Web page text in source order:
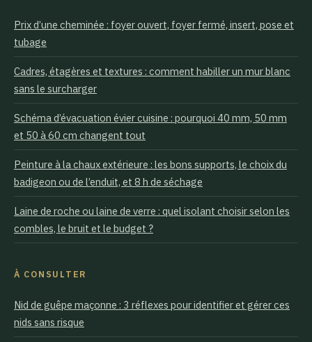
Prix d’une cheminée : foyer ouvert, foyer fermé, insert, pose et
tubage
Cadres, étagères et textures : comment habiller un mur blanc
sans le surcharger
Schéma d’évacuation évier cuisine : pourquoi 40 mm, 50 mm
et 50 à 60 cm changent tout
Peinture à la chaux extérieure : les bons supports, le choix du
badigeon ou de l’enduit, et 8 h de séchage
Laine de roche ou laine de verre : quel isolant choisir selon les
combles, le bruit et le budget ?
À CONSULTER
Nid de guêpe maçonne : 3 réflexes pour identifier et gérer ces
nids sans risque